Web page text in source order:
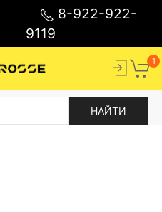
8-922-922-
9119
1